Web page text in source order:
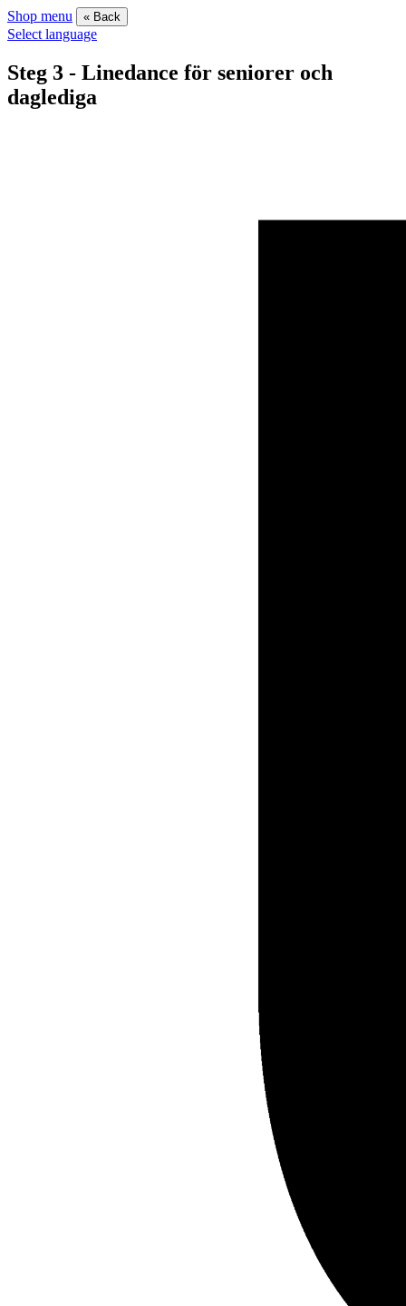
Shop menu « Back
Select language
Steg 3 - Linedance för seniorer och
daglediga